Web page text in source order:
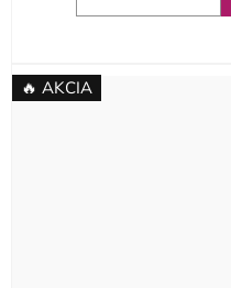
🔥 AKCIA